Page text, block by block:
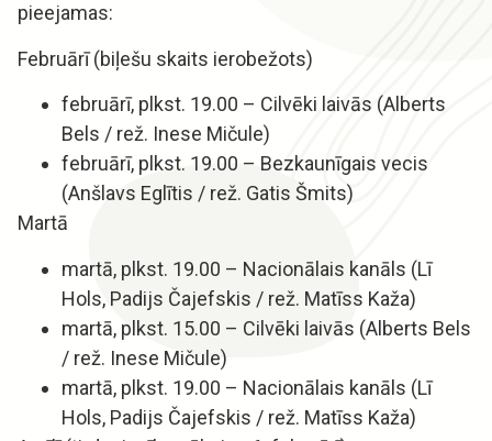
pieejamas:
Februārī (biļešu skaits ierobežots)
februārī, plkst. 19.00 – Cilvēki laivās (Alberts
Bels / rež. Inese Mičule)
februārī, plkst. 19.00 – Bezkaunīgais vecis
(Anšlavs Eglītis / rež. Gatis Šmits)
Martā
martā, plkst. 19.00 – Nacionālais kanāls (Lī
Hols, Padijs Čajefskis / rež. Matīss Kaža)
martā, plkst. 15.00 – Cilvēki laivās (Alberts Bels
/ rež. Inese Mičule)
martā, plkst. 19.00 – Nacionālais kanāls (Lī
Hols, Padijs Čajefskis / rež. Matīss Kaža)